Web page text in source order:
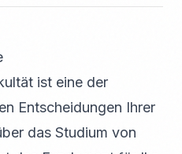
ist eine der
Entscheidungen Ihrer
das Studium von